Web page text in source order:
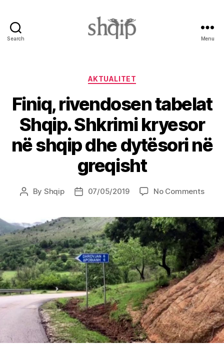
Search Menu
Categories
AKTUALITET
Finiq, rivendosen tabelat
Shqip. Shkrimi kryesor
në shqip dhe dytësori në
greqisht
Post
By Shqip
Post07/05/2019 No Commentson
në
shqip
dhe
në